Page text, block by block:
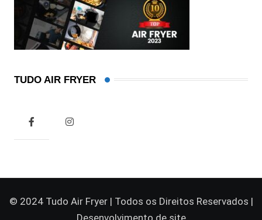
TUDO AIR FRYER
© 2024 Tudo Air Fryer | Todos os Direitos Reservados |
Desenvolvimento de site